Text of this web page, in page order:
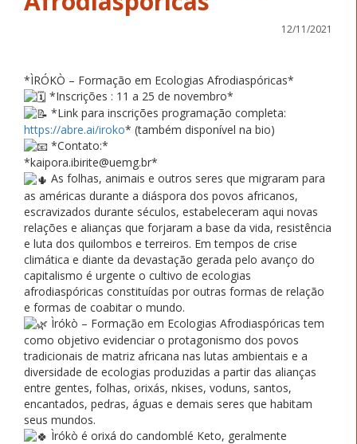
12/11/2021
*ÌRÓKÒ – Formação em Ecologias Afrodiaspóricas*
*Inscrições : 11 a 25 de novembro*
*Link para inscrições programação completa:
https://abre.ai/iroko* (também disponível na bio)
*Contato:*
*kaipora.ibirite@uemg.br*
As folhas, animais e outros seres que migraram para
as américas durante a diáspora dos povos africanos,
escravizados durante séculos, estabeleceram aqui novas
relações e alianças que forjaram a base da vida, resistência
e luta dos quilombos e terreiros. Em tempos de crise
climática e diante da devastação gerada pelo avanço do
capitalismo é urgente o cultivo de ecologias
afrodiaspóricas constituídas por outras formas de relação
e formas de coabitar o mundo.
Ìrókò – Formação em Ecologias Afrodiaspóricas tem
como objetivo evidenciar o protagonismo dos povos
tradicionais de matriz africana nas lutas ambientais e a
diversidade de ecologias produzidas a partir das alianças
entre gentes, folhas, orixás, nkises, voduns, santos,
encantados, pedras, águas e demais seres que habitam
seus mundos.
Ìrókò é orixá do candomblé Keto, geralmente